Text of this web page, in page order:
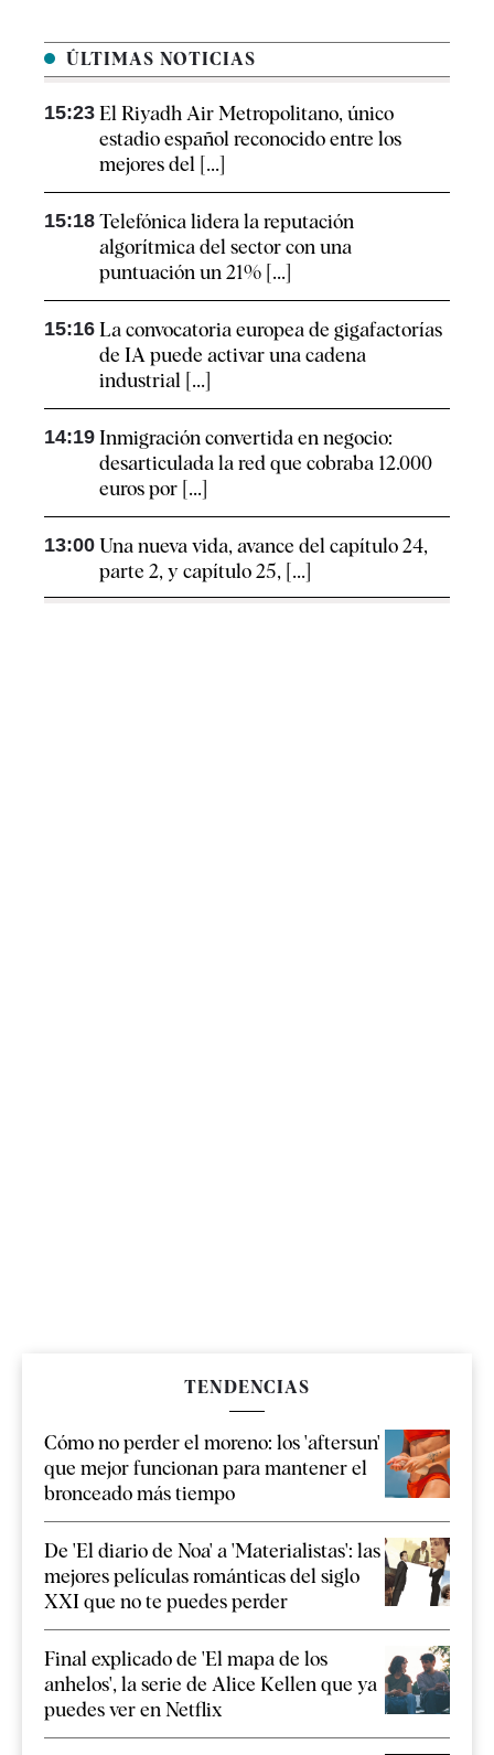
ÚLTIMAS NOTICIAS
15:23 El Riyadh Air Metropolitano, único
estadio español reconocido entre los
mejores del [...]
15:18 Telefónica lidera la reputación
algorítmica del sector con una
puntuación un 21% [...]
15:16 La convocatoria europea de gigafactorías
de IA puede activar una cadena
industrial [...]
14:19 Inmigración convertida en negocio:
desarticulada la red que cobraba 12.000
euros por [...]
13:00 Una nueva vida, avance del capítulo 24,
parte 2, y capítulo 25, [...]
TENDENCIAS
Cómo no perder el moreno: los 'aftersun'
que mejor funcionan para mantener el
bronceado más tiempo
De 'El diario de Noa' a 'Materialistas': las
mejores películas románticas del siglo
XXI que no te puedes perder
Final explicado de 'El mapa de los
anhelos', la serie de Alice Kellen que ya
puedes ver en Netflix